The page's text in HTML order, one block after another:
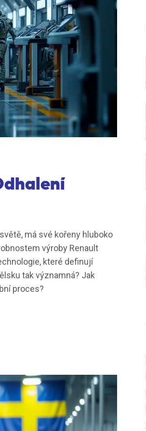
má své kořeny hluboko
výroby Renault
které definují
tak významná? Jak
proces?